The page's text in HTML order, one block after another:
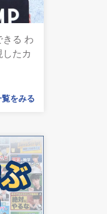
きる わ
たカ
をみる